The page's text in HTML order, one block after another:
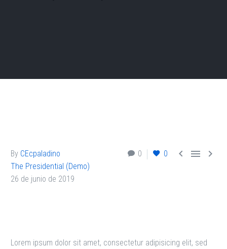
0 0   
By CEcpaladino
The Presidential (Demo)
26 de junio de 2019
Lorem ipsum dolor sit amet, consectetur adipisicing elit, sed